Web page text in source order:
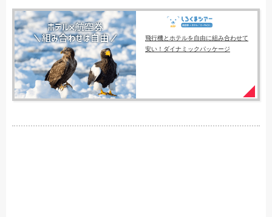
飛行機とホテルを自由に組み合わせて
安い！ダイナミックパッケージ